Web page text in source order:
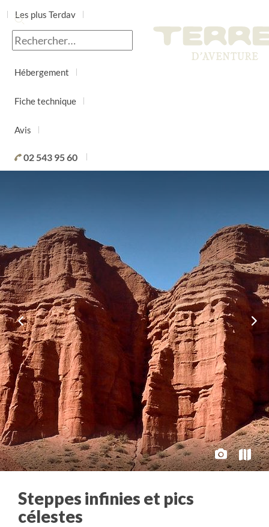
Les plus Terdav
Jour par jour
Hébergement
Fiche technique
Avis
02 543 95 60
Steppes infinies et pics
célestes